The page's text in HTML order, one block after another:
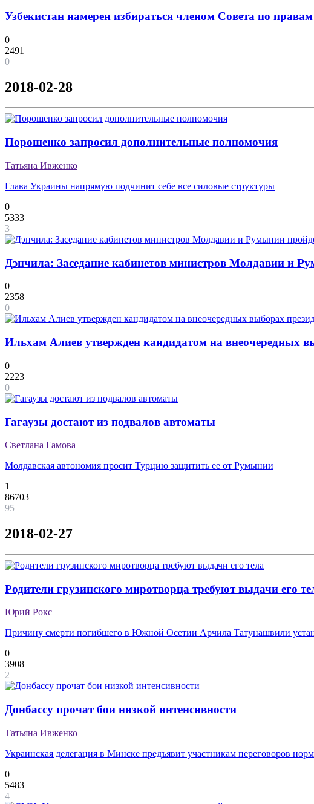
Узбекистан намерен избираться членом Совета по
0
2491
0
2018-02-28
Порошенко запросил дополнительные полномочия
Татьяна Ивженко
Глава Украины напрямую подчинит себе все силовые структуры
0
5333
3
Дэнчила: Заседание кабинетов министров Молдавии и
0
2358
0
Ильхам Алиев утвержден кандидатом на внеочередных
0
2223
0
Гагаузы достают из подвалов автоматы
Светлана Гамова
Молдавская автономия просит Турцию защитить ее от Румынии
1
86703
95
2018-02-27
Родители грузинского миротворца требуют выдачи его
Юрий Рокс
Причину смерти погибшего в Южной Осетии Арчила Татунашвили
0
3908
2
Донбассу прочат бои низкой интенсивности
Татьяна Ивженко
Украинская делегация в Минске предъявит участникам переговоров
0
5483
4